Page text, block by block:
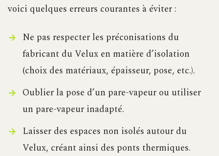
voici quelques erreurs courantes à éviter :
Ne pas respecter les préconisations du
fabricant du Velux en matière d’isolation
(choix des matériaux, épaisseur, pose, etc.).
Oublier la pose d’un pare-vapeur ou utiliser
un pare-vapeur inadapté.
Laisser des espaces non isolés autour du
Velux, créant ainsi des ponts thermiques.